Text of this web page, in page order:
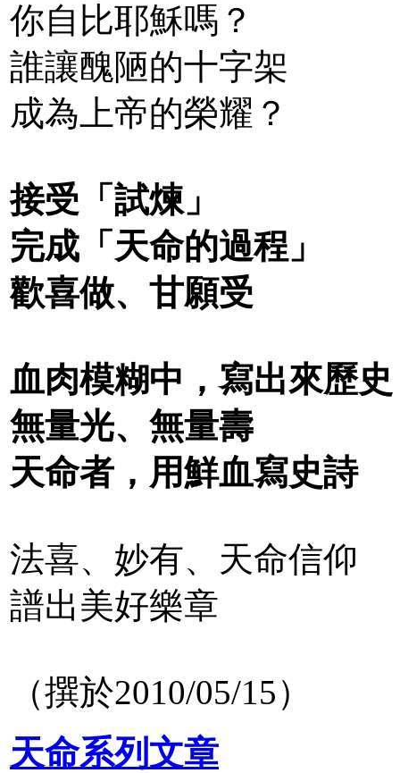
你自比耶穌嗎？
誰讓醜陋的十字架
成為上帝的榮耀？
接受「試煉」
完成「天命的過程」
歡喜做、甘願受
血肉模糊中，寫出來歷史
無量光、無量壽
天命者，用鮮血寫史詩
法喜、妙有、天命信仰
譜出美好樂章
（撰於2010/05/15）
天命系列文章